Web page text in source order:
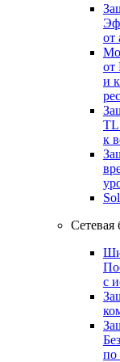
от
от
и
к
Сетевая
с
по